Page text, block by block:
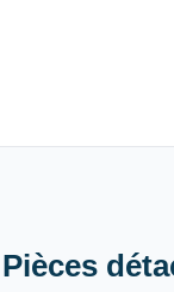
Pièces